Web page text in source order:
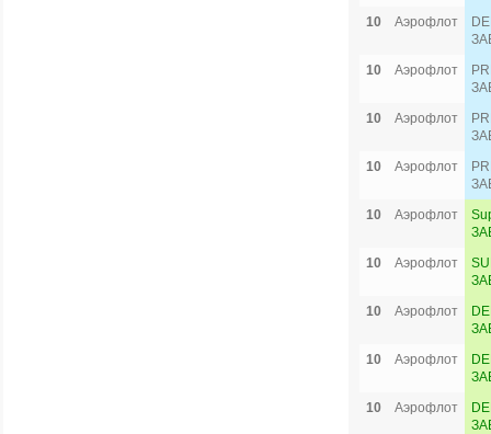
10
Аэрофлот
10
Аэрофлот
10
Аэрофлот
10
Аэрофлот
10
Аэрофлот
10
Аэрофлот
10
Аэрофлот
10
Аэрофлот
10
Аэрофлот